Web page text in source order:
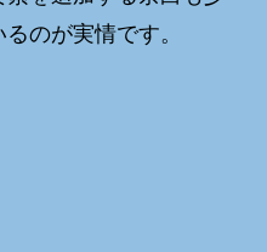
のが実情です。